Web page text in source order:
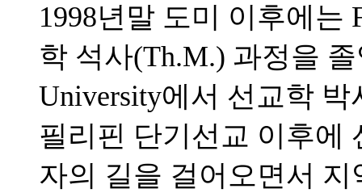
1998년말 도미 이후에는
학 석사(Th.M.) 과정을
University에서 선교학
필리핀 단기선교 이후에
자의 길을 걸어오면서